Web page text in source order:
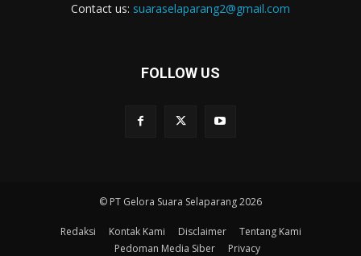
Contact us: suaraselaparang2@gmail.com
FOLLOW US
© PT Gelora Suara Selaparang 2026
Redaksi Kontak Kami Disclaimer
Tentang Kami
Pedoman Media Siber
Privacy